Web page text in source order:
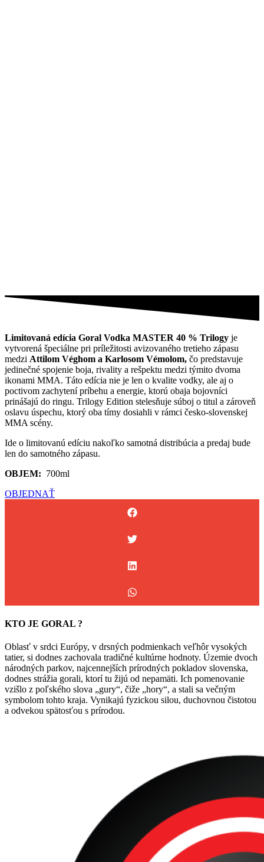
Limitovaná edícia Goral Vodka MASTER 40 % Trilogy je
vytvorená špeciálne pri príležitosti avizovaného tretieho zápasu
medzi Attilom Véghom a Karlosom Vémolom, čo predstavuje
jedinečné spojenie boja, rivality a rešpektu medzi týmito dvoma
ikonami MMA. Táto edícia nie je len o kvalite vodky, ale aj o
poctivom zachytení príbehu a energie, ktorú obaja bojovníci
prinášajú do ringu. Trilogy Edition stelesňuje súboj o titul a zároveň
oslavu úspechu, ktorý oba tímy dosiahli v rámci česko-slovenskej
MMA scény.
Ide o limitovanú edíciu nakoľko samotná distribúcia a predaj bude
len do samotného zápasu.
OBJEM: 700ml
OBJEDNAŤ
KTO JE GORAL ?
Oblasť v srdci Európy, v drsných podmienkach veľhôr vysokých
tatier, si dodnes zachovala tradičné kultúrne hodnoty. Územie dvoch
národných parkov, najcennejších prírodných pokladov slovenska,
dodnes strážia gorali, ktorí tu žijú od nepamäti. Ich pomenovanie
vzišlo z poľského slova „gury“, čiže „hory“, a stali sa večným
symbolom tohto kraja. Vynikajú fyzickou silou, duchovnou čistotou
a odvekou spätosťou s prírodou.